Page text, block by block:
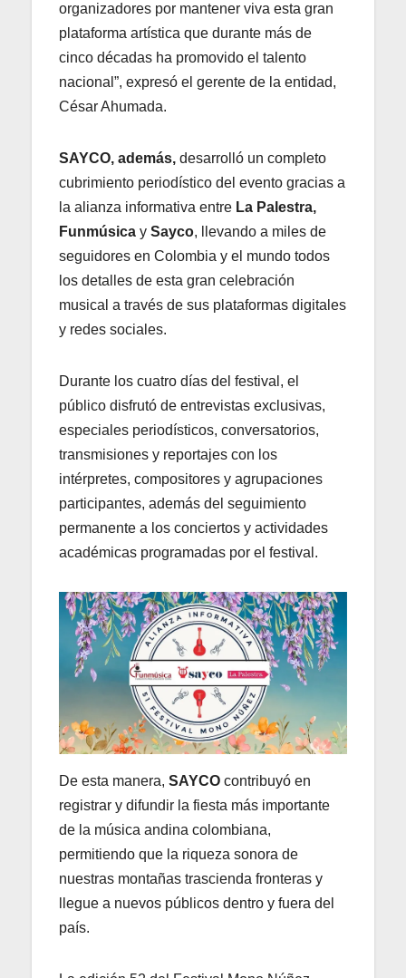
organizadores por mantener viva esta gran
plataforma artística que durante más de
cinco décadas ha promovido el talento
nacional”, expresó el gerente de la entidad,
César Ahumada.
SAYCO, además, desarrolló un completo
cubrimiento periodístico del evento gracias a
la alianza informativa entre La Palestra,
Funmúsica y Sayco, llevando a miles de
seguidores en Colombia y el mundo todos
los detalles de esta gran celebración
musical a través de sus plataformas digitales
y redes sociales.
Durante los cuatro días del festival, el
público disfrutó de entrevistas exclusivas,
especiales periodísticos, conversatorios,
transmisiones y reportajes con los
intérpretes, compositores y agrupaciones
participantes, además del seguimiento
permanente a los conciertos y actividades
académicas programadas por el festival.
De esta manera, SAYCO contribuyó en
registrar y difundir la fiesta más importante
de la música andina colombiana,
permitiendo que la riqueza sonora de
nuestras montañas trascienda fronteras y
llegue a nuevos públicos dentro y fuera del
país.